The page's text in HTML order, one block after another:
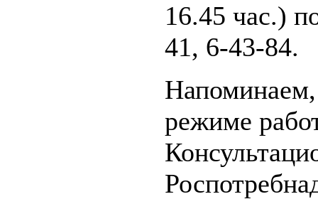
16.45 час.)
41, 6-43-84.
Напоминаем,
режиме